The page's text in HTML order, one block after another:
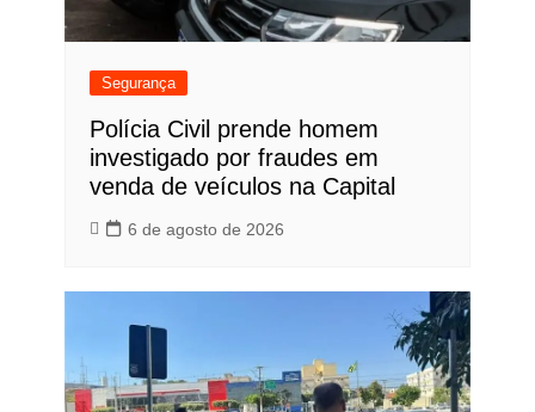
Segurança
Polícia Civil prende homem
investigado por fraudes em
venda de veículos na Capital
6 de agosto de 2026